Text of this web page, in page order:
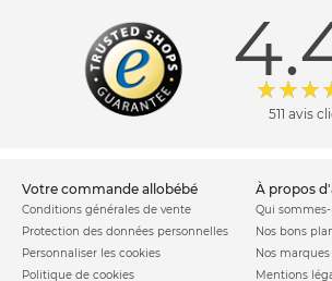
511 avis
votre commande allobébé
Conditions générales de vente
Protection des données personnelles
Personnaliser les cookies
Politique de cookies
à propos
Qui
Nos bons
Nos marques
Mentions